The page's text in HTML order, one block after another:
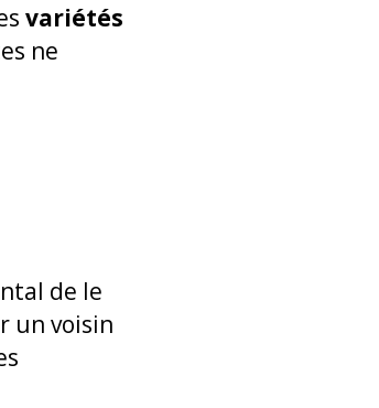
variétés
ne
de le
un voisin